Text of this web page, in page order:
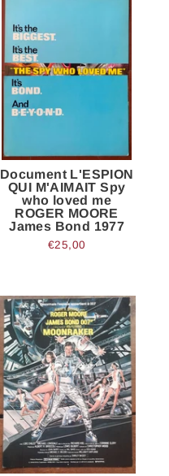
Document L'ESPION
QUI M'AIMAIT Spy
who loved me
ROGER MOORE
James Bond 1977
€25,00